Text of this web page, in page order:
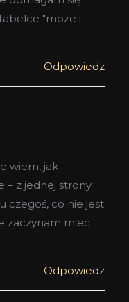
"może i
Odpowiedz
wiem, jak
– z jednej strony
czegoś, co nie jest
zaczynam mieć
Odpowiedz